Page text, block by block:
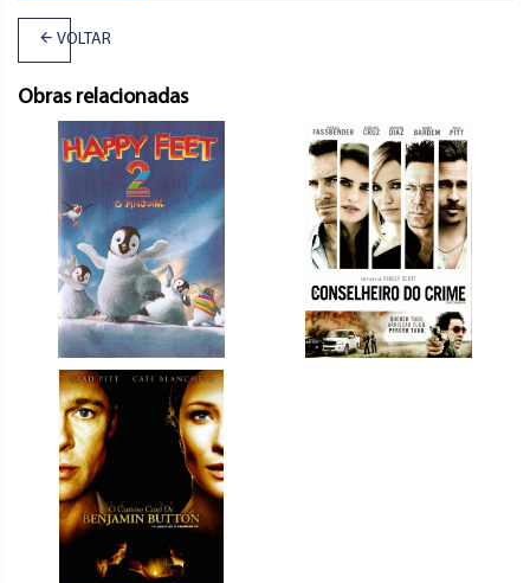
VOLTAR
Obras relacionadas